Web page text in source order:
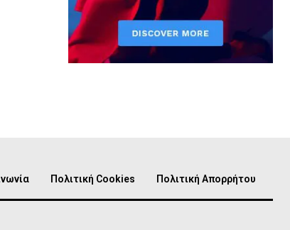
Πολιτική Cookies Πολιτική Απορρήτου